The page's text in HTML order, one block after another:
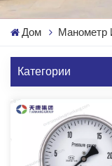
Дом Манометр
Категории